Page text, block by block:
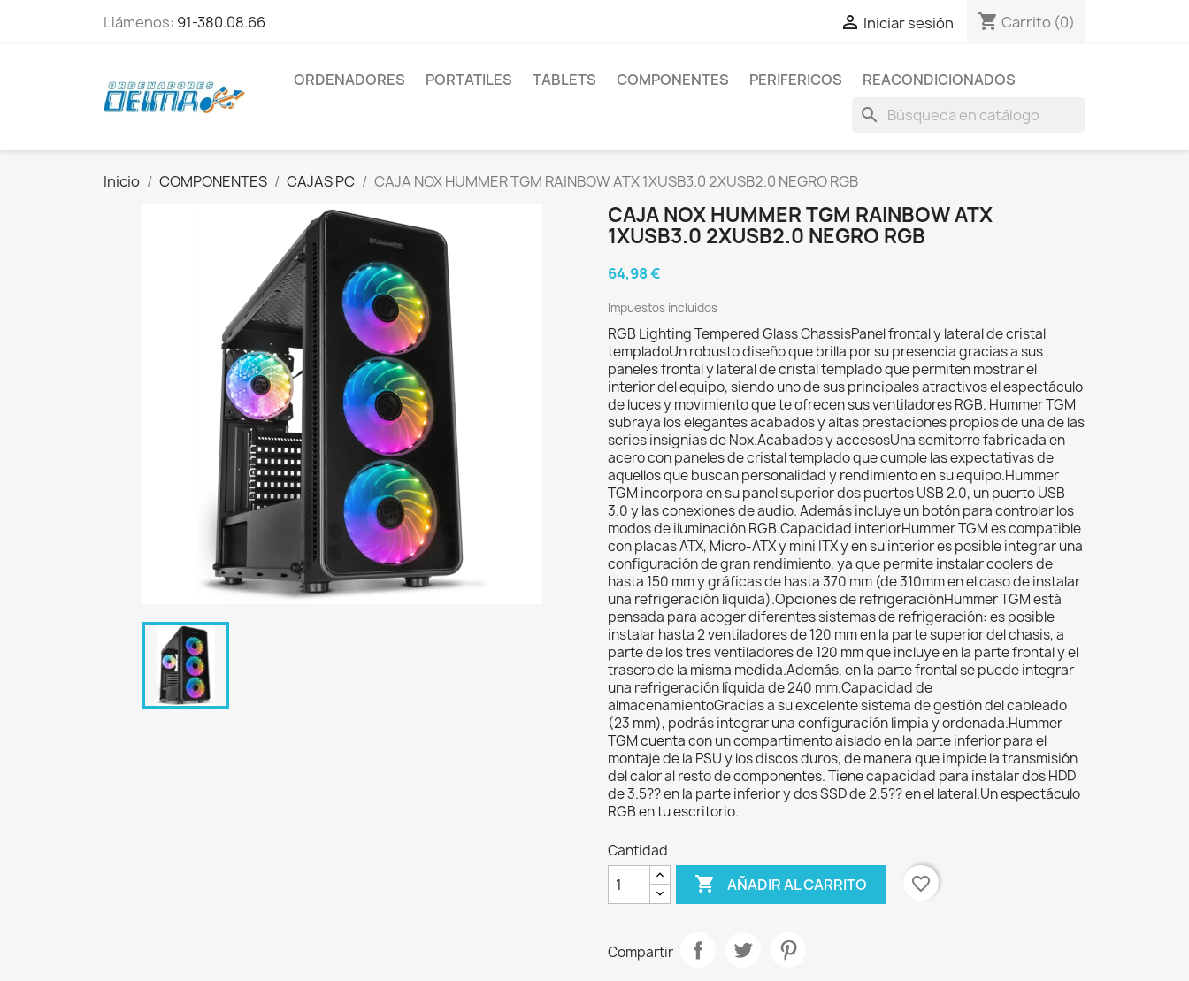
Llámenos: 91-380.08.66  Iniciar sesión shopping_cart Carrito (0)
ORDENADORES PORTATILES TABLETS COMPONENTES PERIFERICOS REACONDICIONADOS
search
Inicio COMPONENTES CAJAS PC CAJA NOX HUMMER TGM RAINBOW ATX 1XUSB3.0 2XUSB2.0 NEGRO RGB
CAJA NOX HUMMER TGM RAINBOW ATX
1XUSB3.0 2XUSB2.0 NEGRO RGB
64,98 €
Impuestos incluidos
RGB Lighting Tempered Glass ChassisPanel frontal y lateral de cristal
templadoUn robusto diseño que brilla por su presencia gracias a sus
paneles frontal y lateral de cristal templado que permiten mostrar el
interior del equipo, siendo uno de sus principales atractivos el espectáculo
de luces y movimiento que te ofrecen sus ventiladores RGB. Hummer TGM
subraya los elegantes acabados y altas prestaciones propios de una de las
series insignias de Nox.Acabados y accesosUna semitorre fabricada en
acero con paneles de cristal templado que cumple las expectativas de
aquellos que buscan personalidad y rendimiento en su equipo.Hummer
TGM incorpora en su panel superior dos puertos USB 2.0, un puerto USB
3.0 y las conexiones de audio. Además incluye un botón para controlar los
modos de iluminación RGB.Capacidad interiorHummer TGM es compatible
con placas ATX, Micro-ATX y mini ITX y en su interior es posible integrar una
configuración de gran rendimiento, ya que permite instalar coolers de
hasta 150 mm y gráficas de hasta 370 mm (de 310mm en el caso de instalar
una refrigeración líquida).Opciones de refrigeraciónHummer TGM está
pensada para acoger diferentes sistemas de refrigeración: es posible
instalar hasta 2 ventiladores de 120 mm en la parte superior del chasis, a
parte de los tres ventiladores de 120 mm que incluye en la parte frontal y el
trasero de la misma medida.Además, en la parte frontal se puede integrar
una refrigeración líquida de 240 mm.Capacidad de
almacenamientoGracias a su excelente sistema de gestión del cableado
(23 mm), podrás integrar una configuración limpia y ordenada.Hummer
TGM cuenta con un compartimento aislado en la parte inferior para el
montaje de la PSU y los discos duros, de manera que impide la transmisión
del calor al resto de componentes. Tiene capacidad para instalar dos HDD
de 3.5?? en la parte inferior y dos SSD de 2.5?? en el lateral.Un espectáculo
RGB en tu escritorio.
Cantidad
 AÑADIR AL CARRITO favorite_border
Compartir